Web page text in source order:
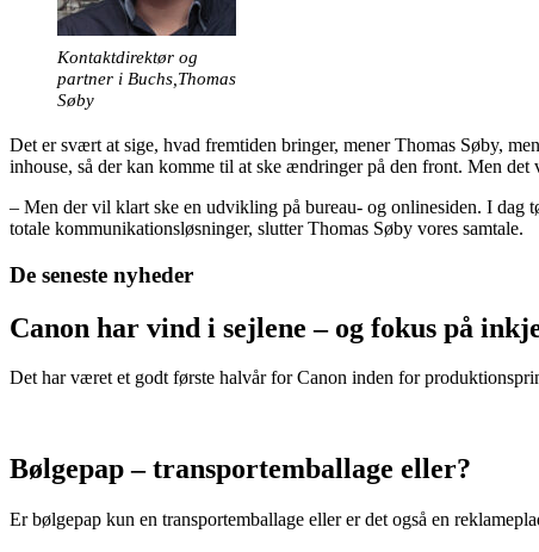
Kontaktdirektør og
partner i Buchs,Thomas
Søby
Det er svært at sige, hvad fremtiden bringer, mener Thomas Søby,
inhouse, så der kan komme til at ske ændringer på den front. Men
– Men der vil klart ske en udvikling på bureau- og onlinesiden. I dag
totale kommunikationsløsninger, slutter Thomas Søby vores samtale.
De seneste nyheder
Canon har vind i sejlene – og fokus på
Det har været et godt første halvår for Canon inden for
Bølgepap – transportemballage eller?
Er bølgepap kun en transportemballage eller er det også en